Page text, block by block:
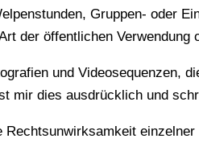
Gruppen- oder
der öffentlichen
und Videosequenzen,
mir dies ausdrücklich und